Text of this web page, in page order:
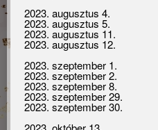
2023. augusztus 4.
2023. augusztus 5.
2023. augusztus 11.
2023. augusztus 12.
2023. szeptember 1.
2023. szeptember 2.
2023. szeptember 8.
2023. szeptember 29.
2023. szeptember 30.